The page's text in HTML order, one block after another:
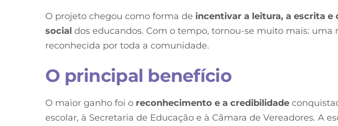
O projeto chegou como forma de incentivar a leitura, a escrita
social dos educandos. Com o tempo, tornou-se muito mais: uma
reconhecida por toda a comunidade.
O principal benefício
O maior ganho foi o reconhecimento e a credibilidade
escolar, à Secretaria de Educação e à Câmara de Vereadores. A